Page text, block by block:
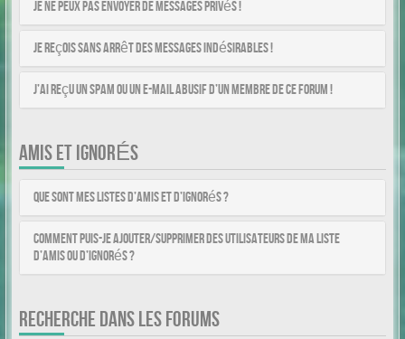
Je ne peux pas envoyer de messages privés !
Je reçois sans arrêt des messages indésirables !
J’ai reçu un spam ou un e-mail abusif d’un membre de ce forum !
AMIS ET IGNORÉS
Que sont mes listes d’amis et d’ignorés ?
Comment puis-je ajouter/supprimer des utilisateurs de ma liste
d’amis ou d’ignorés ?
RECHERCHE DANS LES FORUMS